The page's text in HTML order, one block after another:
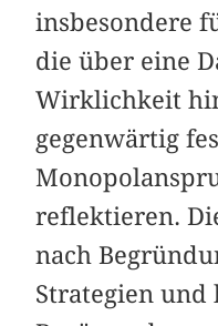
insbesondere
die über eine
Wirklichkeit
gegenwärtig
reflektieren.
nach
Strategien und